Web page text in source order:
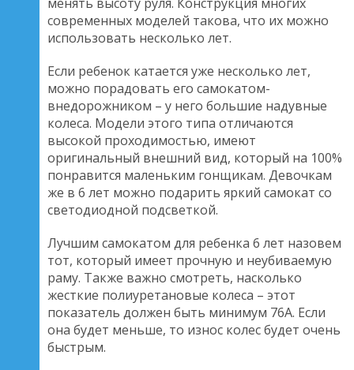
современных моделей такова, что их можно
использовать несколько лет.
Если ребенок катается уже несколько лет,
можно порадовать его самокатом-
внедорожником – у него большие надувные
колеса. Модели этого типа отличаются
высокой проходимостью, имеют
оригинальный внешний вид, который на 100%
понравится маленьким гонщикам. Девочкам
же в 6 лет можно подарить яркий самокат со
светодиодной подсветкой.
Лучшим самокатом для ребенка 6 лет назовем
тот, который имеет прочную и неубиваемую
раму. Также важно смотреть, насколько
жесткие полиуретановые колеса – этот
показатель должен быть минимум 76А. Если
она будет меньше, то износ колес будет очень
быстрым.